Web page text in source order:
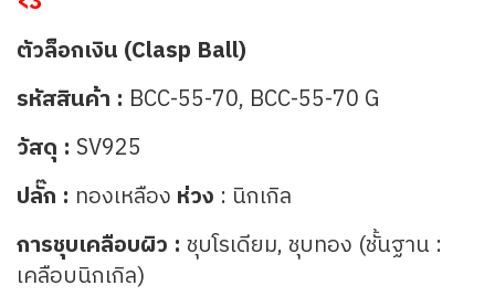
ตัวล็อกเงิน (Clasp Ball)
รหัสสินค้า : BCC-55-70, BCC-55-70 G
วัสดุ : SV925
ปลั๊ก : ทองเหลือง ห่วง : นิกเกิล
การชุบเคลือบผิว : ชุบโรเดียม, ชุบทอง (ชั้นฐาน :
เคลือบนิกเกิล)